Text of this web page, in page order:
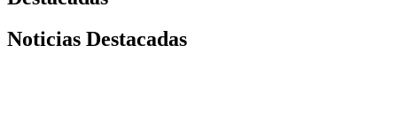
Noticias Destacadas